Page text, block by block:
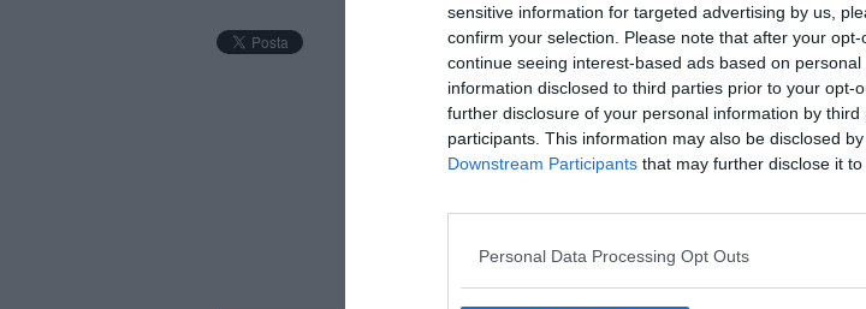
sensitive information for targeted advertising by us,
confirm your selection. Please note that after your
continue seeing interest-based ads based on
information disclosed to third parties prior to your opt-
further disclosure of your personal information by third
participants. This information may also be disclosed
Downstream Participants that may further disclose it
Personal Data Processing Opt Outs